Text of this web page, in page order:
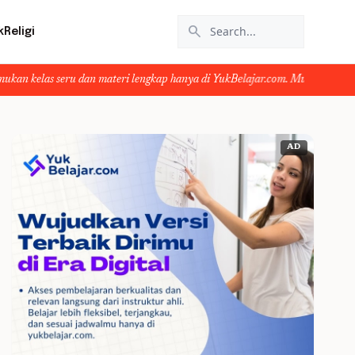
Religi search
dan materi lengkap hanya di YukBelajar.com. Mulai langkah suksesmu
AD